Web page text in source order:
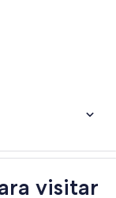
visitar